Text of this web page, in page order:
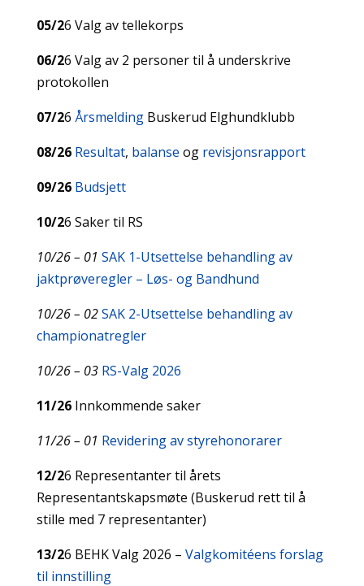
05/26 Valg av tellekorps
06/26 Valg av 2 personer til å underskrive
protokollen
07/26 ÅrsmeldingBuskerud Elghundklubb
08/26 Resultat, balanse og revisjonsrapport
09/26 Budsjett
10/26 Saker til RS
10/26 – 01 SAK 1-Utsettelse behandling av
jaktprøveregler – Løs- og Bandhund
10/26 – 02SAK 2-Utsettelse behandling av
championatregler
10/26 – 03 RS-Valg 2026
11/26 Innkommende saker
11/26 – 01 Revidering av styrehonorarer
12/26 Representanter til årets
Representantskapsmøte (Buskerud rett til å
stille med 7 representanter)
13/26 BEHK Valg 2026 – Valgkomitéens forslag
til innstilling